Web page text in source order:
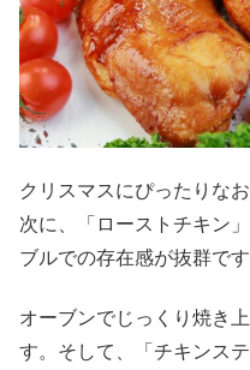
クリスマスにぴったりな
次に、「ローストチキン
ブルでの存在感が抜群です
オーブンでじっくり焼き
す。そして、「チキンス